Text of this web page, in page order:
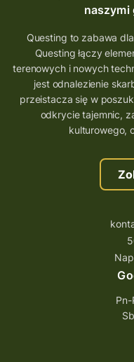
Quest Koziołek
co zobaczyć na
aplikacja gry
wielkopolskie
trenerzy
szkolenie
szkolenie questing
ścieżka
questujwpolsce
questingowy
questing
Questing
naszymi
Questing to zabawa
Questing łączy
terenowych i nowych
jest odnalezienie
przeistacza się w
odkrycie tajemnic,
kulturowego,